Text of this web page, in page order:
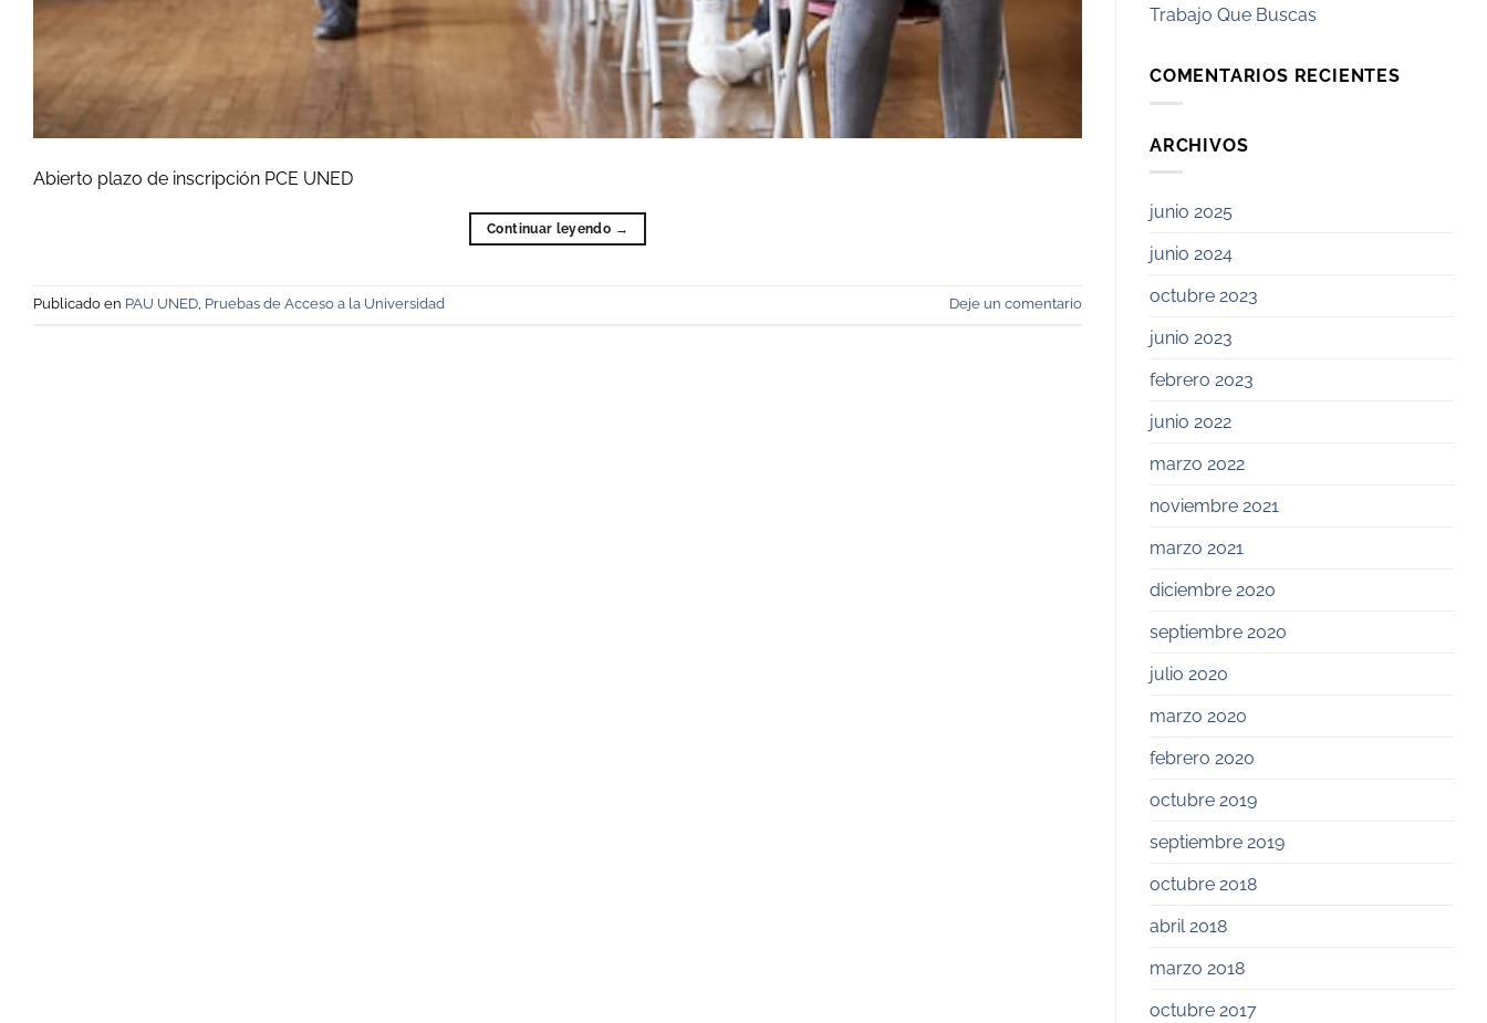
Abierto plazo de inscripción PCE UNED
Continuar leyendo →
Publicado en PAU UNED, Pruebas de Acceso a la Universidad Deje un comentario
Trabajo Que Buscas
COMENTARIOS RECIENTES
ARCHIVOS
junio 2025
junio 2024
octubre 2023
junio 2023
febrero 2023
junio 2022
marzo 2022
noviembre 2021
marzo 2021
diciembre 2020
septiembre 2020
julio 2020
marzo 2020
febrero 2020
octubre 2019
septiembre 2019
octubre 2018
abril 2018
marzo 2018
octubre 2017